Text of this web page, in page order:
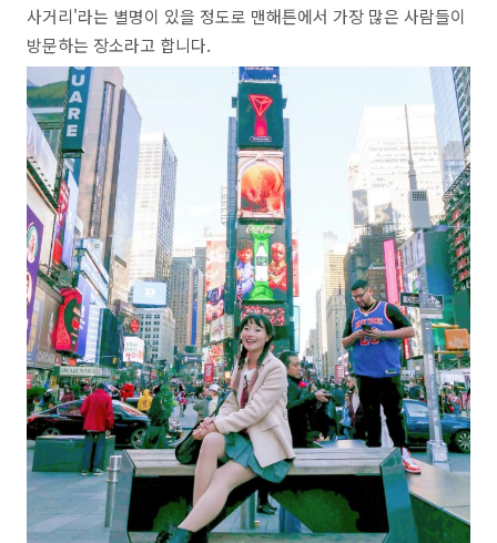
사거리'라는 별명이 있을 정도로 맨해튼에서 가장 많은 사람들이
방문하는 장소라고 합니다.